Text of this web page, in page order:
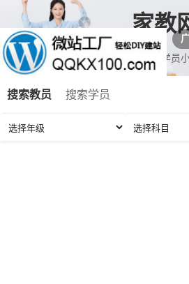
家教
黄教员预约姓学员
吉教员预约毕学员初一 化
闻教员预约程学员小学二年级 历
曹教员预约陈学员高
教员预约李学员小学四年级 生
搜索教员 搜索学员